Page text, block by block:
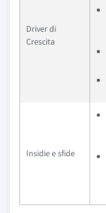
Driver di
Crescita
Insidie e sfide